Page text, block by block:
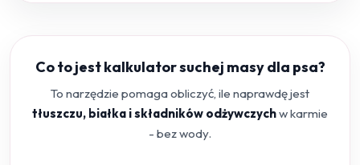
Co to jest kalkulator suchej masy dla psa?
To narzędzie pomaga obliczyć, ile naprawdę jest
tłuszczu, białka i składników odżywczychw karmie
- bez wody.